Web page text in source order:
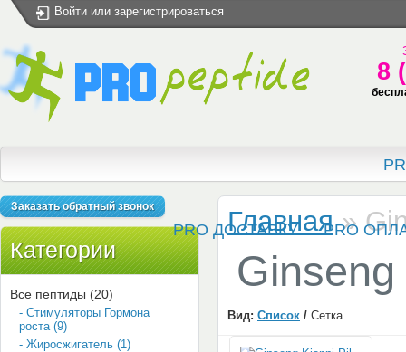
Войти или зарегистрироваться
8
PRO ДОСТАВКУ PRO
Заказать обратный звонок
Категории
Все пептиды (20)
- Стимуляторы Гормона
роста (9)
- Жиросжигатель (1)
Главная»
Вид: Список / Сетка